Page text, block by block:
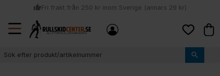
Meny
thumb_upFri frakt från 250 kr inom Sverige (annars 29 kr)
local_shipping
Sommar: Beställ innan kl 11:00 (mån-ons) och vi skickar lagervaror
samma dag